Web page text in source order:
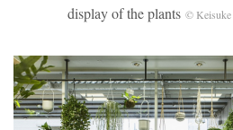
display of the plants © Keisuke